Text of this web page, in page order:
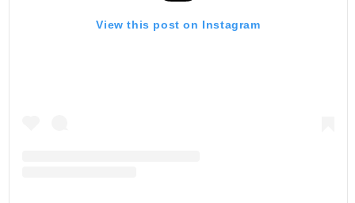
View this post on Instagram